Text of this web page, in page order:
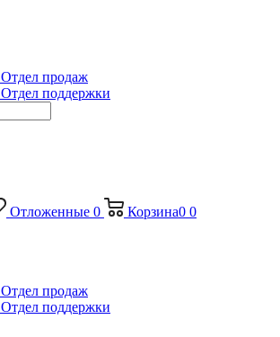
Отдел продаж
Отдел поддержки
Отложенные 0 Корзина0 0
Отдел продаж
Отдел поддержки